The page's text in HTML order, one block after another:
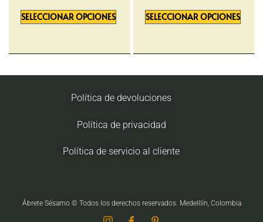
SELECCIONAR OPCIONES SELECCIONAR OPCIONES
Política de devoluciones
Política de privacidad
Política de servicio al cliente
Ábrete Sésamo © Todos los derechos reservados. Medelllín, Colombia